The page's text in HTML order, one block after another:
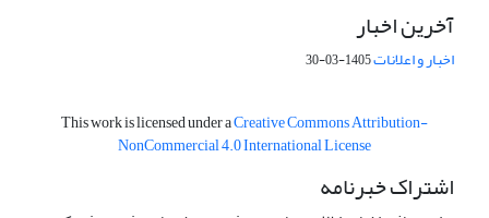
آخرین اخبار
اخبار و اعلانات1405-03-30
This work is licensed under aCreative Commons Attribution-
NonCommercial 4.0 International License
اشتراک خبرنامه